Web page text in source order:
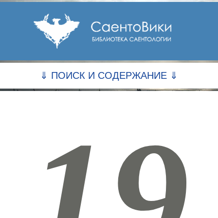
⇓ ПОИСК И СОДЕРЖАНИЕ ⇓